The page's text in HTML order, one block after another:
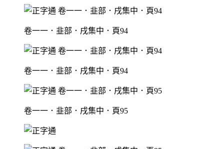
卷一一．韭部．戌集中．頁94
卷一一．韭部．戌集中．頁94
卷一一．韭部．戌集中．頁95